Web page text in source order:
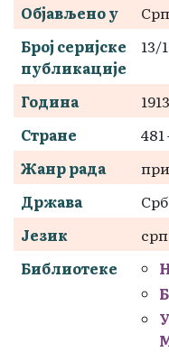
Објављено у
Број серијске
публикације
13/
Година
Стране
481
Жанр рада
Држава
Језик
Библиотеке